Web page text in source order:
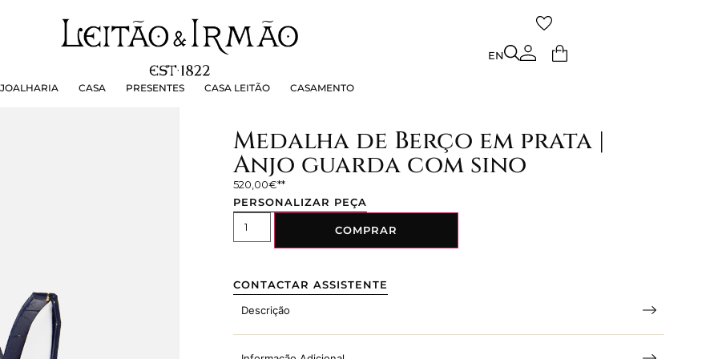
JOALHARIA CASA PRESENTES CASA LEITÃO CASAMENTO
EN
PRESENTES CASA LEITÃO
Medalha de Berço em prata |
Anjo guarda com sino
520,00€
PERSONALIZAR PEÇA
COMPRAR
CONTACTAR ASSISTENTE
Descrição